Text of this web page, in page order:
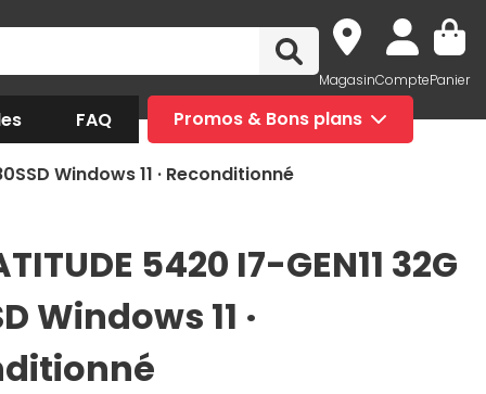
MagasinComptePanier
FAQ Promos & Bons plans
Windows 11 · Reconditionné
5420 I7-GEN11 32G
Windows 11 ·